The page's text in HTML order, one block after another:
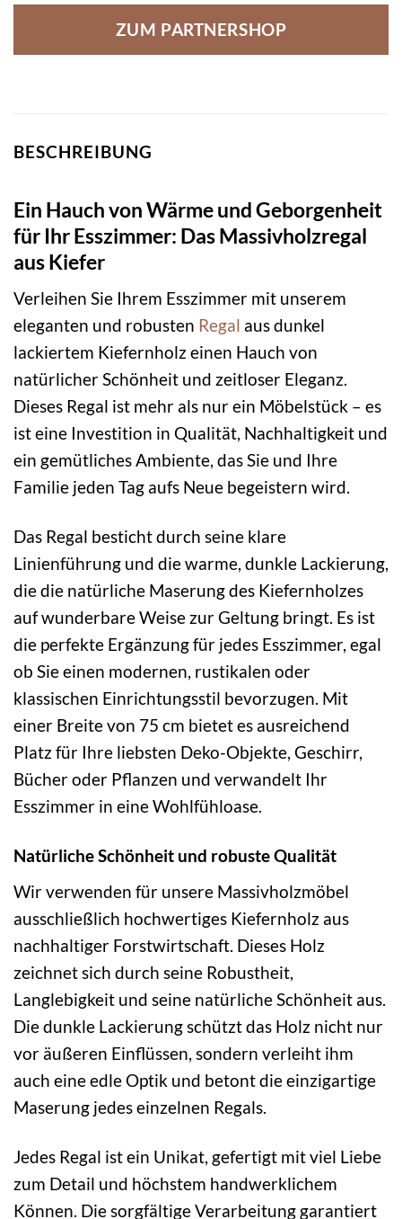
ZUM PARTNERSHOP
BESCHREIBUNG
Ein Hauch von Wärme und Geborgenheit
für Ihr Esszimmer: Das Massivholzregal
aus Kiefer
Verleihen Sie Ihrem Esszimmer mit unserem
eleganten und robusten Regal aus dunkel
lackiertem Kiefernholz einen Hauch von
natürlicher Schönheit und zeitloser Eleganz.
Dieses Regal ist mehr als nur ein Möbelstück – es
ist eine Investition in Qualität, Nachhaltigkeit und
ein gemütliches Ambiente, das Sie und Ihre
Familie jeden Tag aufs Neue begeistern wird.
Das Regal besticht durch seine klare
Linienführung und die warme, dunkle Lackierung,
die die natürliche Maserung des Kiefernholzes
auf wunderbare Weise zur Geltung bringt. Es ist
die perfekte Ergänzung für jedes Esszimmer, egal
ob Sie einen modernen, rustikalen oder
klassischen Einrichtungsstil bevorzugen. Mit
einer Breite von 75 cm bietet es ausreichend
Platz für Ihre liebsten Deko-Objekte, Geschirr,
Bücher oder Pflanzen und verwandelt Ihr
Esszimmer in eine Wohlfühloase.
Natürliche Schönheit und robuste Qualität
Wir verwenden für unsere Massivholzmöbel
ausschließlich hochwertiges Kiefernholz aus
nachhaltiger Forstwirtschaft. Dieses Holz
zeichnet sich durch seine Robustheit,
Langlebigkeit und seine natürliche Schönheit aus.
Die dunkle Lackierung schützt das Holz nicht nur
vor äußeren Einflüssen, sondern verleiht ihm
auch eine edle Optik und betont die einzigartige
Maserung jedes einzelnen Regals.
Jedes Regal ist ein Unikat, gefertigt mit viel Liebe
zum Detail und höchstem handwerklichem
Können. Die sorgfältige Verarbeitung garantiert